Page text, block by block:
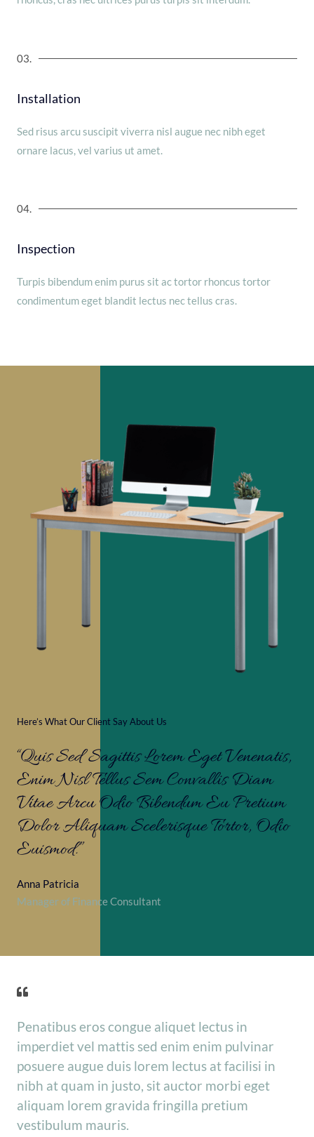
03.
Installation
Sed risus arcu suscipit viverra nisl augue nec nibh eget
ornare lacus, vel varius ut amet.
04.
Inspection
Turpis bibendum enim purus sit ac tortor rhoncus tortor
condimentum eget blandit lectus nec tellus cras.
Here’s What Our Client Say About Us
“Quis Sed Sagittis Lorem Eget Venenatis,
Enim Nisl Tellus Sem Convallis Diam
Vitae Arcu Odio Bibendum Eu Pretium
Dolor Aliquam Scelerisque Tortor, Odio
Euismod.”
Anna Patricia
Manager of Finance Consultant
Penatibus eros congue aliquet lectus in
imperdiet vel mattis sed enim enim pulvinar
posuere augue duis lorem lectus at facilisi in
nibh at quam in justo, sit auctor morbi eget
aliquam lorem gravida fringilla pretium
vestibulum mauris.